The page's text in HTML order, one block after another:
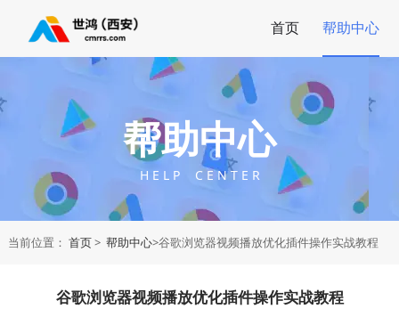
首页 帮助中心
帮助中心
H E L P C E N T E R
当前位置： 首页> 帮助中心>谷歌浏览器视频播放优化插件操作实战教程
谷歌浏览器视频播放优化插件操作实战教程